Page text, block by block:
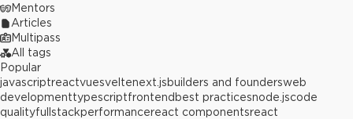
Mentors
Articles
Multipass
All tags
Popular
javascriptreactvuesveltenext.jsbuilders and foundersweb
developmenttypescriptfrontend best practicesnode.jscode
qualityfullstackperformancereact componentsreact